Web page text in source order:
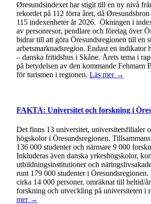
Øresundsindexet har stigit till en ny nivå
rekordet på 112 förra året, då
115 indexenheter år 2026. Ökningen i
av personresor, pendlare och företag över
bidrar till att göra Öresundsregionen till en
arbetsmarknadsregion. Endast en indikator
– danska fritidshus i Skåne. Årets tema i
på betydelsen av den kommande Fehmarn
för turismen i regionen. Läs mer →
FAKTA: Universitet och forskning i
Det finns 13 universitet, universitetsfilialer
högskolor i Öresundsregionen.
136 000 studenter och närmare 9 000
Inkluderas även danska yrkeshögskolor,
utbildningsinstitutioner och
runt 179 000 studenter i
cirka 14 000 personer, omräknat till heltid/
forskning och utveckling på universiteten i
mer →